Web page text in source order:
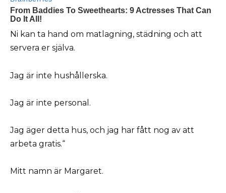
Ni kan ta hand om matlagning, städning och att
servera er själva.
Jag är inte hushållerska.
Jag är inte personal.
Jag äger detta hus, och jag har fått nog av att
arbeta gratis.“
Mitt namn är Margaret.